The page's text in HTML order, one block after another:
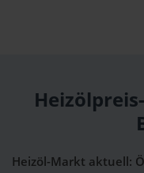
Heizöl-Markt aktuell: